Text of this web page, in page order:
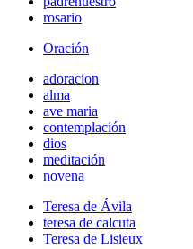
rosario
Oración
adoracion
alma
ave maria
contemplación
dios
meditación
novena
Teresa de Ávila
teresa de calcuta
Teresa de Lisieux